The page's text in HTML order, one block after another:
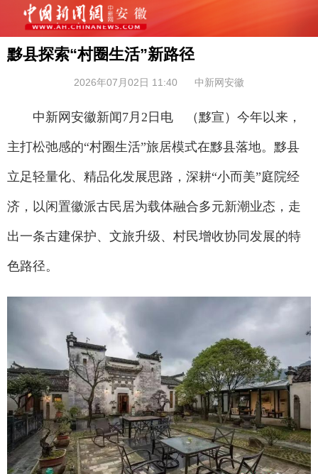
黟县探索“村圈生活”新路径
2026年07月02日 11:40 中新网安徽
中新网安徽新闻7月2日电 （黟宣）今年以来，
主打松弛感的“村圈生活”旅居模式在黟县落地。黟县
立足轻量化、精品化发展思路，深耕“小而美”庭院经
济，以闲置徽派古民居为载体融合多元新潮业态，走
出一条古建保护、文旅升级、村民增收协同发展的特
色路径。